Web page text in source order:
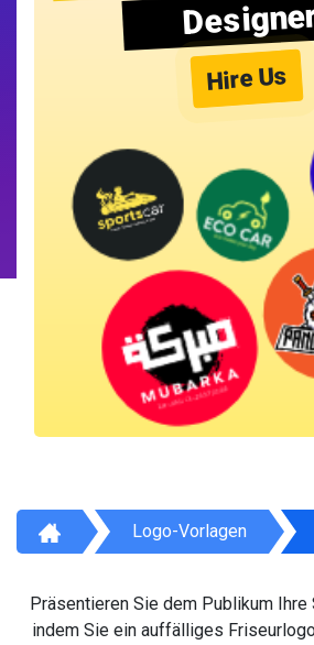
Hire Us
Logo-Vorlagen
Präsentieren Sie dem Publikum
indem Sie ein auffälliges